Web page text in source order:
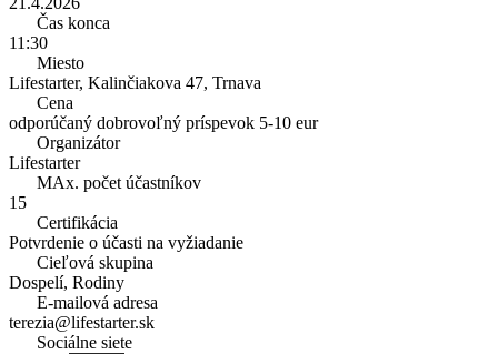
Čas konca
11:30
Miesto
Lifestarter, Kalinčiakova 47, Trnava
Cena
odporúčaný dobrovoľný príspevok 5-10 eur
Organizátor
Lifestarter
MAx. počet účastníkov
15
Certifikácia
Potvrdenie o účasti na vyžiadanie
Cieľová skupina
Dospelí, Rodiny
E-mailová adresa
terezia@lifestarter.sk
Sociálne siete